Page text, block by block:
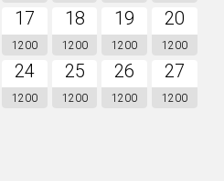
17
1200
18
1200
19
1200
20
1200
24
1200
25
1200
26
1200
27
1200